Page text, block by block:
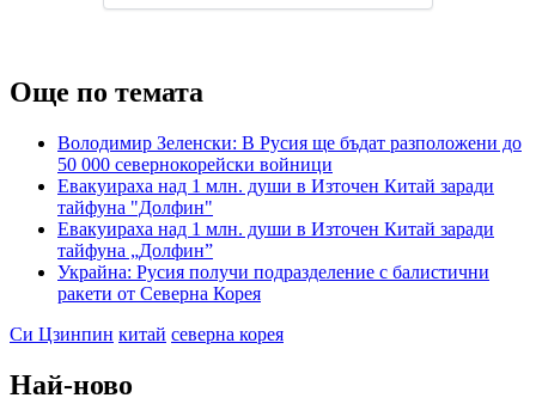
Още по темата
Володимир Зеленски: В Русия ще бъдат разположени до
50 000 севернокорейски войници
Евакуираха над 1 млн. души в Източен Китай заради
тайфуна "Долфин"
Евакуираха над 1 млн. души в Източен Китай заради
тайфуна „Долфин”
Украйна: Русия получи подразделение с балистични
ракети от Северна Корея
Си Цзинпин китай северна корея
Най-ново